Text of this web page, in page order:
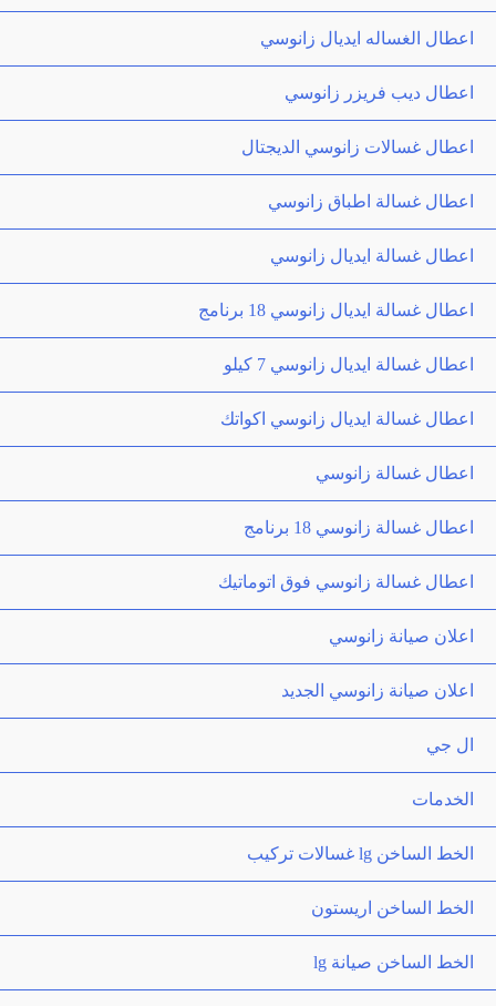
اعطال الغساله ايديال زانوسي
اعطال ديب فريزر زانوسي
اعطال غسالات زانوسي الديجتال
اعطال غسالة اطباق زانوسي
اعطال غسالة ايديال زانوسي
اعطال غسالة ايديال زانوسي 18 برنامج
اعطال غسالة ايديال زانوسي 7 كيلو
اعطال غسالة ايديال زانوسي اكواتك
اعطال غسالة زانوسي
اعطال غسالة زانوسي 18 برنامج
اعطال غسالة زانوسي فوق اتوماتيك
اعلان صيانة زانوسي
اعلان صيانة زانوسي الجديد
ال جي
الخدمات
الخط الساخن lg غسالات تركيب
الخط الساخن اريستون
الخط الساخن صيانة lg